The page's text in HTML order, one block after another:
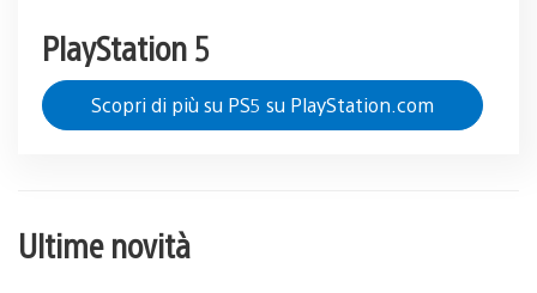
PlayStation 5
Scopri di più su PS5 su PlayStation.com
Ultime novità